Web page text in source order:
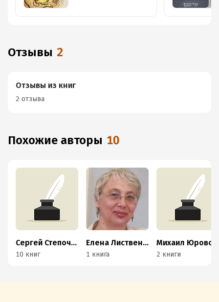
Отзывы 2
Отзывы из книг
2 отзыва
Похожие авторы 10
Сергей Степочкин
10 книг
Елена Лиственная
1 книга 2 книги